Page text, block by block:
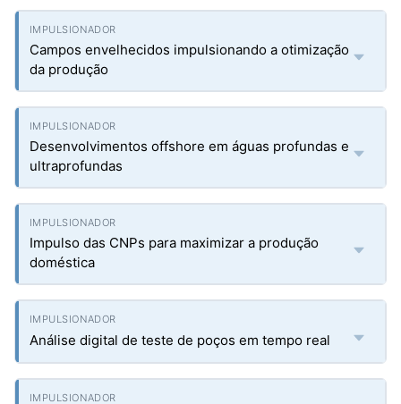
Campos envelhecidos impulsionando a otimização
da produção
Desenvolvimentos offshore em águas profundas e
ultraprofundas
Impulso das CNPs para maximizar a produção
doméstica
Análise digital de teste de poços em tempo real